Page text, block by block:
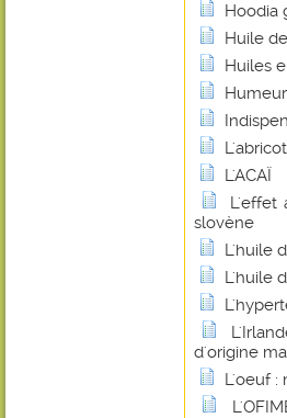
Hoodia
Huile
Huiles
L'ACAÏ
L'effet
slovène
L'huile
L'huile
d'origine
L'oeuf :